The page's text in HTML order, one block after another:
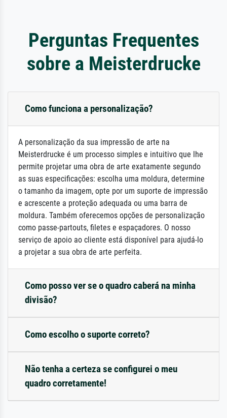
Perguntas Frequentes
sobre a Meisterdrucke
Como funciona a personalização?
A personalização da sua impressão de arte na
Meisterdrucke é um processo simples e intuitivo que lhe
permite projetar uma obra de arte exatamente segundo
as suas especificações: escolha uma moldura, determine
o tamanho da imagem, opte por um suporte de impressão
e acrescente a proteção adequada ou uma barra de
moldura. Também oferecemos opções de personalização
como passe-partouts, filetes e espaçadores. O nosso
serviço de apoio ao cliente está disponível para ajudá-lo
a projetar a sua obra de arte perfeita.
Como posso ver se o quadro caberá na minha
divisão?
Como escolho o suporte correto?
Não tenha a certeza se configurei o meu
quadro corretamente!